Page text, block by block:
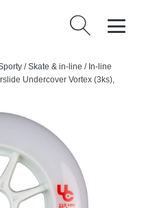
Vyhledávání
/Skate & in-line / In-line
Undercover Vortex (3ks),